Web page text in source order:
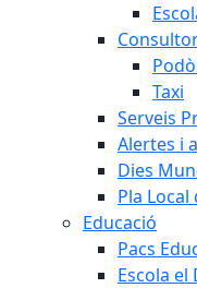
Taxi
Serveis
Alertes i
Dies
Pla Local
Educació
Pacs
Escola el